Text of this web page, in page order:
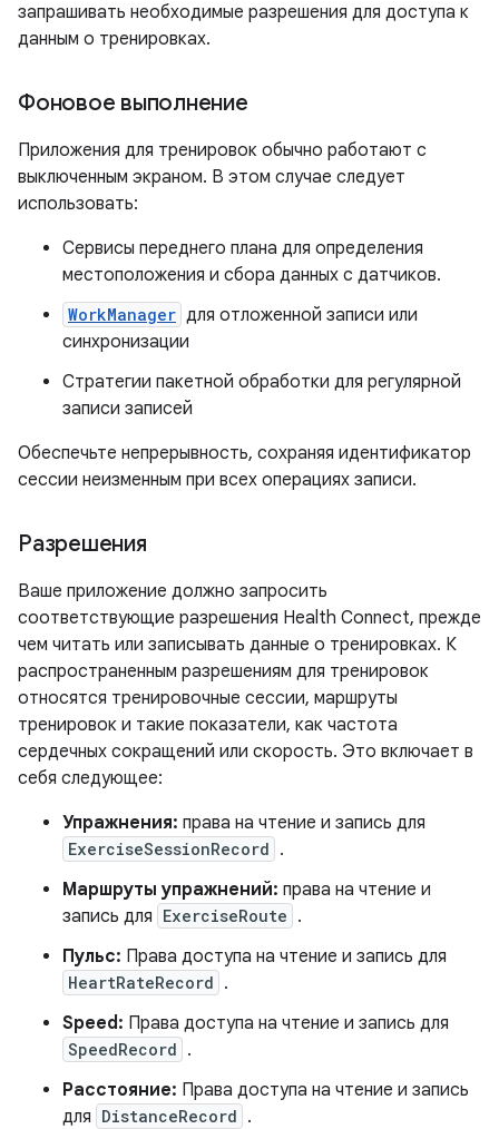
запрашивать необходимые разрешения для доступа к
данным о тренировках.
Фоновое выполнение
Приложения для тренировок обычно работают с
выключенным экраном. В этом случае следует
использовать:
Сервисы переднего плана для определения
местоположения и сбора данных с датчиков.
WorkManager для отложенной записи или
синхронизации
Стратегии пакетной обработки для регулярной
записи записей
Обеспечьте непрерывность, сохраняя идентификатор
сессии неизменным при всех операциях записи.
Разрешения
Ваше приложение должно запросить
соответствующие разрешения Health Connect, прежде
чем читать или записывать данные о тренировках. К
распространенным разрешениям для тренировок
относятся тренировочные сессии, маршруты
тренировок и такие показатели, как частота
сердечных сокращений или скорость. Это включает в
себя следующее:
Упражнения: права на чтение и запись для
ExerciseSessionRecord .
Маршруты упражнений: права на чтение и
запись для ExerciseRoute .
Пульс: Права доступа на чтение и запись для
HeartRateRecord .
Speed: Права доступа на чтение и запись для
SpeedRecord .
Расстояние: Права доступа на чтение и запись
для DistanceRecord .